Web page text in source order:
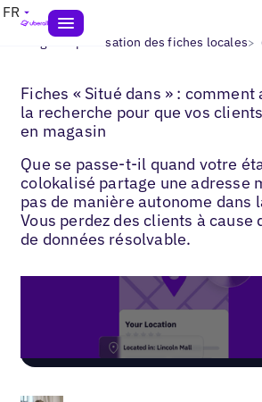
FR
Blogs> Optimisation des fiches locales>
Fiches « Situé dans » :
la recherche pour que vos
en magasin
Que se passe-t-il quand votre
colokalisé partage une adresse
pas de manière autonome dans
Vous perdez des clients à cause
de données résolvable.